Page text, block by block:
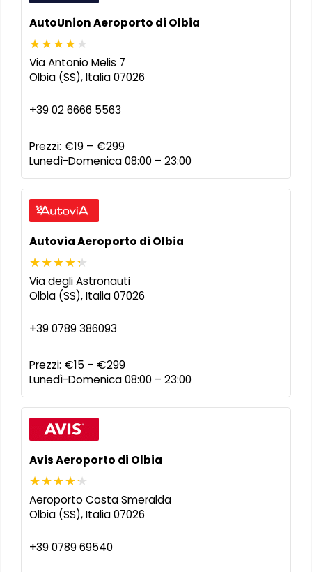
AutoUnion Aeroporto di Olbia
Via Antonio Melis 7
Olbia (SS),Italia 07026
+39 02 6666 5563
Prezzi: €19 – €299
Lunedì-Domenica 08:00 – 23:00
Autovia Aeroporto di Olbia
Via degli Astronauti
Olbia (SS),Italia 07026
+39 0789 386093
Prezzi: €15 – €299
Lunedì-Domenica 08:00 – 23:00
Avis Aeroporto di Olbia
Aeroporto Costa Smeralda
Olbia (SS),Italia 07026
+39 0789 69540